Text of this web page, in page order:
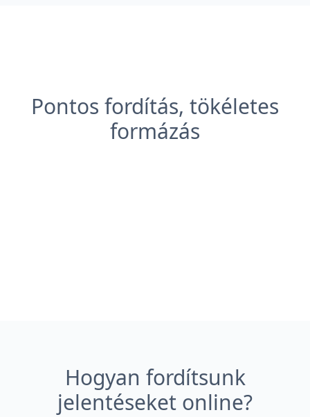
Pontos fordítás, tökéletes
formázás
Hogyan fordítsunk
jelentéseket online?